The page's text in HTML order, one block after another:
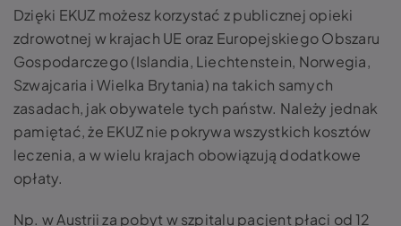
Dzięki EKUZ możesz korzystać z publicznej opieki
zdrowotnej w krajach UE oraz Europejskiego Obszaru
Gospodarczego (Islandia, Liechtenstein, Norwegia,
Szwajcaria i Wielka Brytania) na takich samych
zasadach, jak obywatele tych państw. Należy jednak
pamiętać, że EKUZ nie pokrywa wszystkich kosztów
leczenia, a w wielu krajach obowiązują dodatkowe
opłaty.
Np. w Austrii za pobyt w szpitalu pacjent płaci od 12